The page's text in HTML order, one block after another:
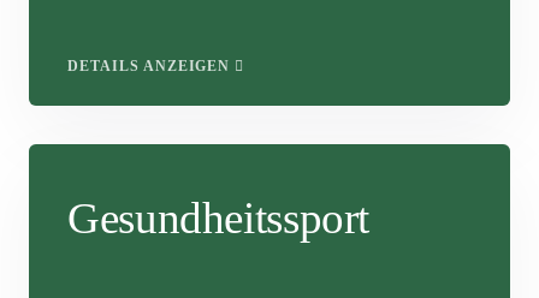
DETAILS ANZEIGEN
Gesundheitssport